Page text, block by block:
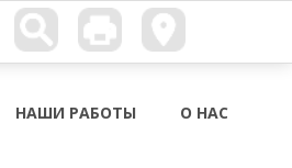
НАШИ РАБОТЫ О НАС